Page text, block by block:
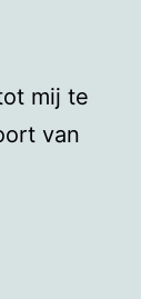
mij te
van